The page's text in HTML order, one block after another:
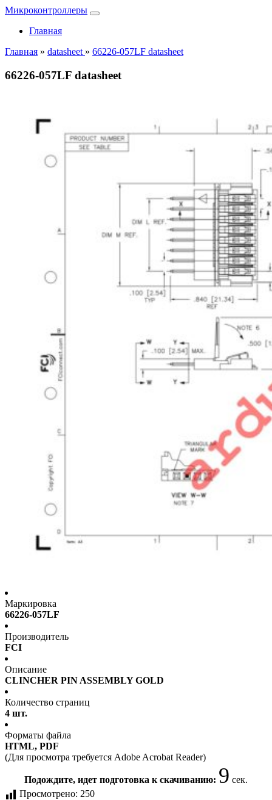
Микроконтроллеры
Главная
Главная » datasheet » 66226-057LF datasheet
66226-057LF datasheet
Маркировка
66226-057LF
Производитель
FCI
Описание
CLINCHER PIN ASSEMBLY GOLD
Количество страниц
4 шт.
Форматы файла
HTML, PDF
(Для просмотра требуется Adobe Acrobat Reader)
Подождите, идет подготовка к скачиванию: 9 сек.
Просмотрено: 250